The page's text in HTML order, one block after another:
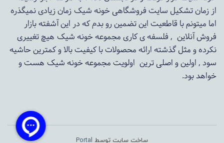
از زمان تشکیل سایت فروشگاهیخونه شیکزمان زیادی نمیگذره
اما میتونم با قاطعیت این تضمین رو بدم که در این آشفته بازار
فروش آنلاین , فلسفه ی کاری مجموعهخونه شیک هیچ تغییری
نکرده و مثل گذشته ارائه محصولات با کیفیت بالا و کمترین حاشیه
سود , اولین و اصلی ترین اولویت مجموعهخونه شیک هست و
خواهد بود.
ساخت سایت توسط Portal